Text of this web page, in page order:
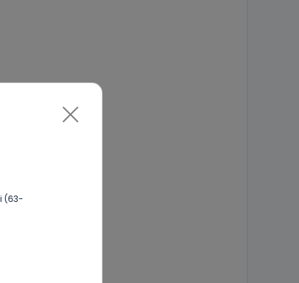
(63-